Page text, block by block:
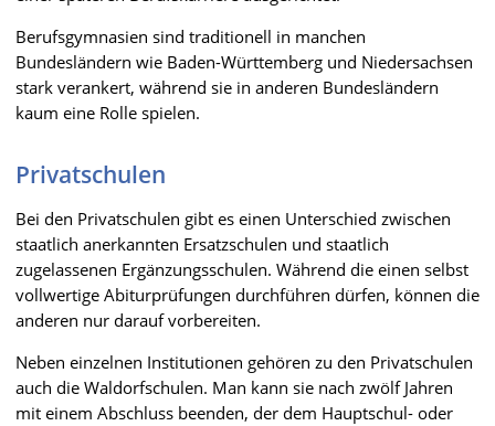
Berufsgymnasien sind traditionell in manchen
Bundesländern wie Baden-Württemberg und Niedersachsen
stark verankert, während sie in anderen Bundesländern
kaum eine Rolle spielen.
Privatschulen
Bei den Privatschulen gibt es einen Unterschied zwischen
staatlich anerkannten Ersatzschulen und staatlich
zugelassenen Ergänzungsschulen. Während die einen selbst
vollwertige Abiturprüfungen durchführen dürfen, können die
anderen nur darauf vorbereiten.
Neben einzelnen Institutionen gehören zu den Privatschulen
auch die Waldorfschulen. Man kann sie nach zwölf Jahren
mit einem Abschluss beenden, der dem Hauptschul- oder